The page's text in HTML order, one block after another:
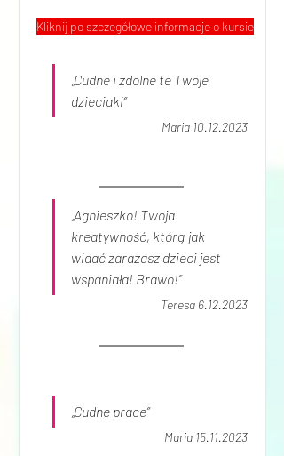
Kliknij po szczegółowe informacje o kursie
„Cudne i zdolne te Twoje
dzieciaki”
Maria 10.12.2023
„Agnieszko! Twoja
kreatywność, którą jak
widać zarażasz dzieci jest
wspaniała! Brawo!”
Teresa 6.12.2023
„Cudne prace”
Maria 15.11.2023